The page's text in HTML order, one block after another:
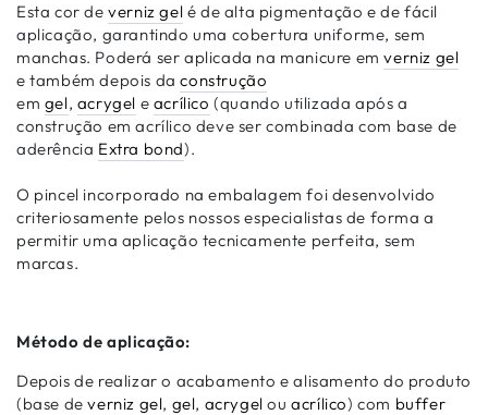
Esta cor deverniz gel é de alta pigmentação e de fácil
aplicação, garantindo uma cobertura uniforme, sem
manchas. Poderá ser aplicada na manicure emverniz gel
e também depois daconstrução
em gel, acrygel e acrílico (quando utilizada após a
construção em acrílico deve ser combinada com base de
aderência Extra bond).
O pincel incorporado na embalagem foi desenvolvido
criteriosamente pelos nossos especialistas de forma a
permitir uma aplicação tecnicamente perfeita, sem
marcas.
Método de aplicação:
Depois de realizar o acabamento e alisamento do produto
(base deverniz gel, gel, acrygel ouacrílico) com buffer